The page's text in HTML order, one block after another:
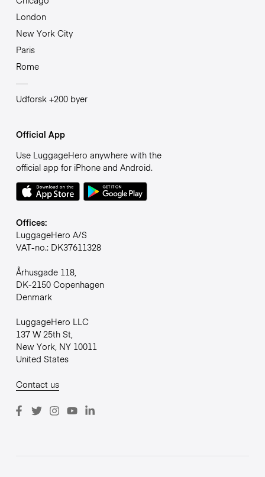
London
New York City
Paris
Rome
Udforsk +200 byer
Official App
Use LuggageHero anywhere with the
official app for iPhone and Android.
Offices:
LuggageHero A/S
VAT-no.: DK37611328
Århusgade 118,
DK-2150 Copenhagen
Denmark
LuggageHero LLC
137 W 25th St,
New York, NY 10011
United States
Contact us